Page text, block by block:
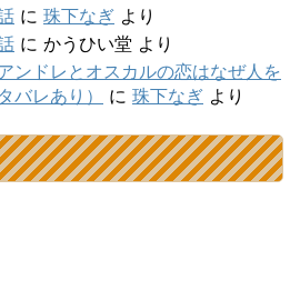
に 珠下なぎ より
に かうひい堂 より
ンドレとオスカルの恋はなぜ人を
バレあり）
に 珠下なぎ より